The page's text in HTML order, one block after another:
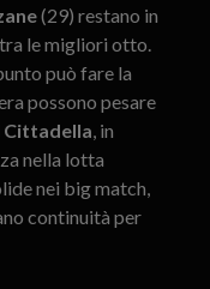
(29) restano in
le migliori otto.
può fare la
possono pesare
Cittadella, in
nella lotta
nei big match,
continuità per